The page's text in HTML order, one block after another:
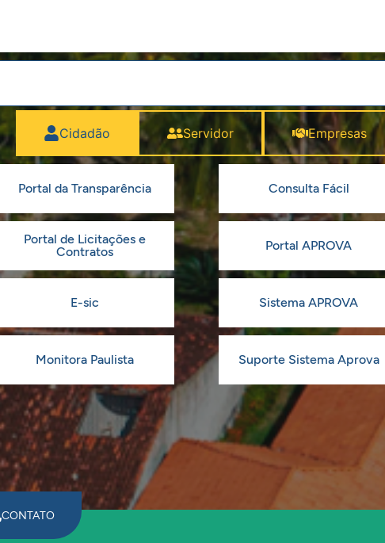
Cidadão Servidor Empresas
Portal da Transparência Consulta Fácil
Portal de Licitações e
Contratos
Portal APROVA
E-sic Sistema APROVA
Monitora Paulista Suporte Sistema Aprova
CONTATO